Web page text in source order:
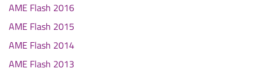
AME Flash 2016
AME Flash 2015
AME Flash 2014
AME Flash 2013